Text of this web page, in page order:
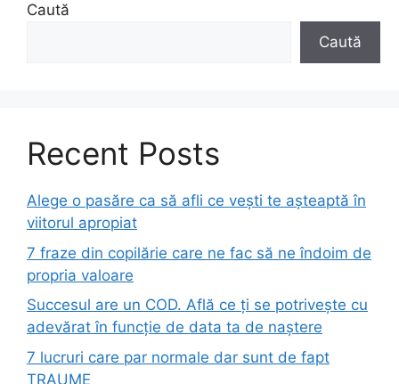
Caută
Caută
Recent Posts
Alege o pasăre ca să afli ce vești te așteaptă în
viitorul apropiat
7 fraze din copilărie care ne fac să ne îndoim de
propria valoare
Succesul are un COD. Află ce ți se potrivește cu
adevărat în funcție de data ta de naștere
7 lucruri care par normale dar sunt de fapt
TRAUME